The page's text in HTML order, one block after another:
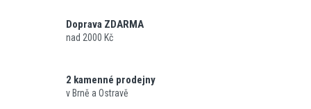
Doprava ZDARMA
nad 2000 Kč
2 kamenné prodejny
v Brně a Ostravě